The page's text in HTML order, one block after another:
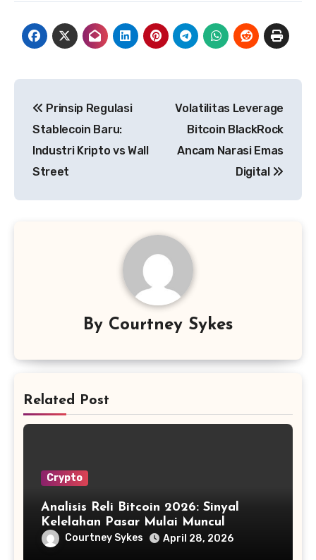
navigation
Prinsip Regulasi
Stablecoin Baru:
Industri Kripto vs Wall
Street
Volatilitas Leverage
Bitcoin BlackRock
Ancam Narasi Emas
Digital
By Courtney Sykes
Related Post
Crypto
Analisis Reli Bitcoin 2026: Sinyal
Kelelahan Pasar Mulai Muncul
Courtney Sykes April 28, 2026